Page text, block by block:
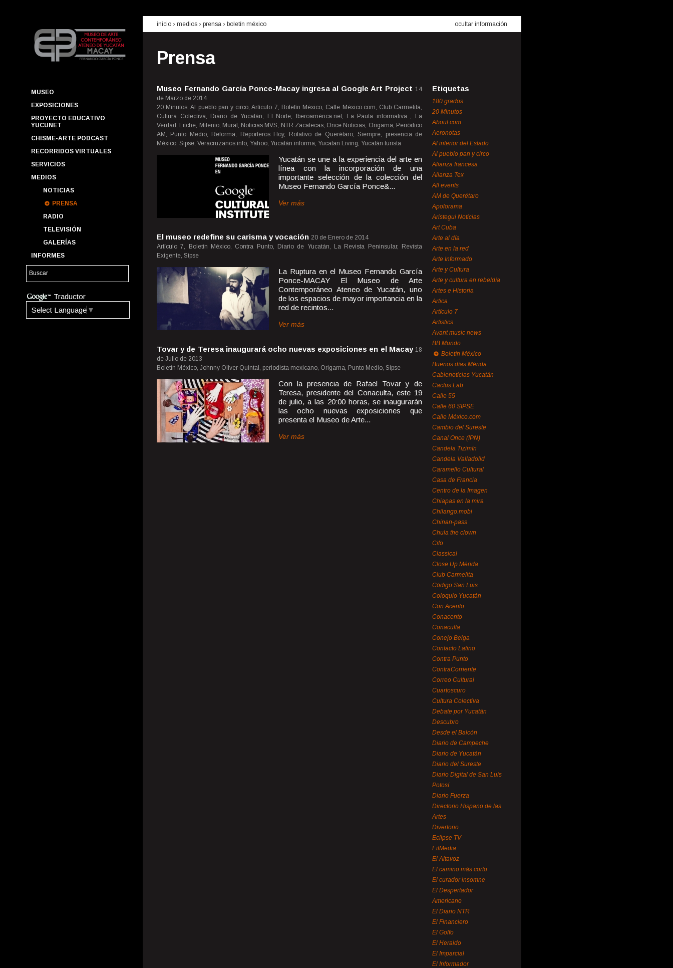
MUSEO
EXPOSICIONES
PROYECTO EDUCATIVO
YUCUNET
CHISME-ARTE PODCAST
RECORRIDOS VIRTUALES
SERVICIOS
MEDIOS
NOTICIAS
PRENSA
RADIO
TELEVISIÓN
GALERÍAS
INFORMES
Traductor
Select Language ▼
inicio › medios › prensa › boletín méxico ocultar información
Prensa
Museo Fernando García Ponce-Macay ingresa al Google Art Project 14
de Marzo de 2014
20 Minutos, Al pueblo pan y circo, Artículo 7, Boletín México, Calle México.com, Club Carmelita,
Cultura Colectiva, Diario de Yucatán, El Norte, Iberoamérica.net, La Pauta informativa , La
Verdad, Litche, Milenio, Mural, Noticias MVS, NTR Zacatecas, Once Noticias, Origama, Periódico
AM, Punto Medio, Reforma, Reporteros Hoy, Rotativo de Querétaro, Siempre, presencia de
México, Sipse, Veracruzanos.info, Yahoo, Yucatán informa, Yucatan Living, Yucatán turista
Yucatán se une a la experiencia del arte en
línea con la incorporación de una
importante selección de la colección del
Museo Fernando García Ponce&...
Ver más
El museo redefine su carisma y vocación 20 de Enero de 2014
Artículo 7, Boletín México, Contra Punto, Diario de Yucatán, La Revista Peninsular, Revista
Exigente, Sipse
La Ruptura en el Museo Fernando García
Ponce-MACAY El Museo de Arte
Contemporáneo Ateneo de Yucatán, uno
de los espacios de mayor importancia en la
red de recintos...
Ver más
Tovar y de Teresa inaugurará ocho nuevas exposiciones en el Macay 18
de Julio de 2013
Boletín México, Johnny Oliver Quintal, periodista mexicano, Origama, Punto Medio, Sipse
Con la presencia de Rafael Tovar y de
Teresa, presidente del Conaculta, este 19
de julio, a las 20:00 horas, se inaugurarán
las ocho nuevas exposiciones que
presenta el Museo de Arte...
Ver más
Etiquetas
180 grados
20 Minutos
About.com
Aeronotas
Al interior del Estado
Al pueblo pan y circo
Alianza francesa
Alianza Tex
All events
AM de Querétaro
Apolorama
Aristegui Noticias
Art Cuba
Arte al día
Arte en la red
Arte Informado
Arte y Cultura
Arte y cultura en rebeldía
Artes e Historia
Artica
Artículo 7
Artistics
Avant music news
BB Mundo
Boletín México
Buenos días Mérida
Cablenoticias Yucatán
Cactus Lab
Calle 55
Calle 60 SIPSE
Calle México.com
Cambio del Sureste
Canal Once (IPN)
Candela Tizimín
Candela Valladolid
Caramello Cultural
Casa de Francia
Centro de la Imagen
Chiapas en la mira
Chilango.mobi
Chinan-pass
Chula the clown
Cifo
Classical
Close Up Mérida
Club Carmelita
Código San Luis
Coloquio Yucatán
Con Acento
Conacento
Conaculta
Conejo Belga
Contacto Latino
Contra Punto
ContraCorriente
Correo Cultural
Cuartoscuro
Cultura Colectiva
Debate por Yucatán
Descubro
Desde el Balcón
Diario de Campeche
Diario de Yucatán
Diario del Sureste
Diario Digital de San Luis
Potosí
Diario Fuerza
Directorio Hispano de las
Artes
Divertorio
Eclipse TV
EitMedia
El Altavoz
El camino más corto
El curador insomne
El Despertador
Americano
El Diario NTR
El Financiero
El Golfo
El Heraldo
El Imparcial
El Informador